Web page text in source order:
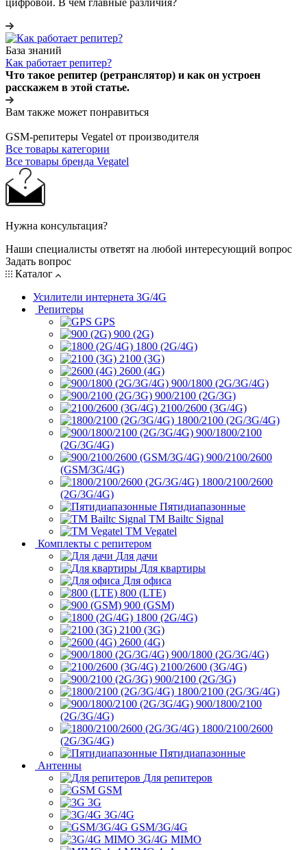
База знаний
Как работает репитер?
Что такое репитер (ретранслятор) и как он устроен
расскажем в этой статье.
Вам также может понравиться
GSM-репитеры Vegatel от производителя
Все товары категории
Все товары бренда Vegatel
Нужна консультация?
Наши специалисты ответят на любой интересующий вопрос
Задать вопрос
Каталог
Усилители интернета 3G/4G
Репитеры
GPS
900 (2G)
1800 (2G/4G)
2100 (3G)
2600 (4G)
900/1800 (2G/3G/4G)
900/2100 (2G/3G)
2100/2600 (3G/4G)
1800/2100 (2G/3G/4G)
900/1800/2100
(2G/3G/4G)
900/2100/2600
(GSM/3G/4G)
1800/2100/2600
(2G/3G/4G)
Пятидиапазонные
ТМ Bailtc Signal
ТМ Vegatel
Комплекты с репитером
Для дачи
Для квартиры
Для офиса
800 (LTE)
900 (GSM)
1800 (2G/4G)
2100 (3G)
2600 (4G)
900/1800 (2G/3G/4G)
2100/2600 (3G/4G)
900/2100 (2G/3G)
1800/2100 (2G/3G/4G)
900/1800/2100
(2G/3G/4G)
1800/2100/2600
(2G/3G/4G)
Пятидиапазонные
Антенны
Для репитеров
GSM
3G
3G/4G
GSM/3G/4G
3G/4G MIMO